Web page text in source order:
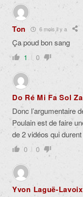
Ton 6 mois il y a
Ça poud bon sang
1 0
Do Ré Mi Fa Sol
Donc l’argumentaire
Poulain est de faire
de 2 vidéos qui
0 0
Yvon Laguë-Lavoix